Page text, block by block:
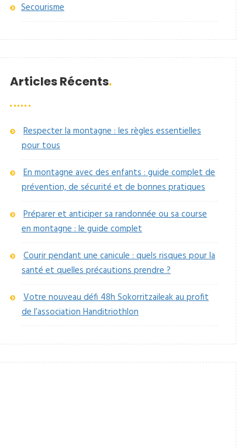
Secourisme
Articles Récents
Respecter la montagne : les règles essentielles
pour tous
En montagne avec des enfants : guide complet de
prévention, de sécurité et de bonnes pratiques
Préparer et anticiper sa randonnée ou sa course
en montagne : le guide complet
Courir pendant une canicule : quels risques pour la
santé et quelles précautions prendre ?
Votre nouveau défi 48h Sokorritzaileak au profit
de l’association Handitriothlon